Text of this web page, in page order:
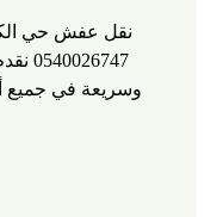
نقل عفش حي
وسريعة في جميع